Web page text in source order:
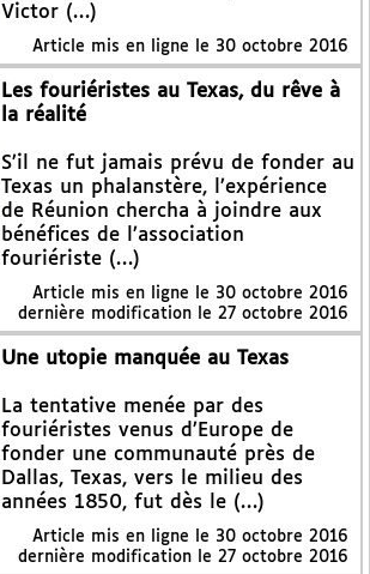
Victor (…)
Article mis en ligne le 30 octobre 2016
Les fouriéristes au Texas, du rêve à
la réalité
S’il ne fut jamais prévu de fonder au
Texas un phalanstère, l’expérience
de Réunion chercha à joindre aux
bénéfices de l’association
fouriériste (…)
Article mis en ligne le 30 octobre 2016
dernière modification le 27 octobre 2016
Une utopie manquée au Texas
La tentative menée par des
fouriéristes venus d’Europe de
fonder une communauté près de
Dallas, Texas, vers le milieu des
années 1850, fut dès le (…)
Article mis en ligne le 30 octobre 2016
dernière modification le 27 octobre 2016